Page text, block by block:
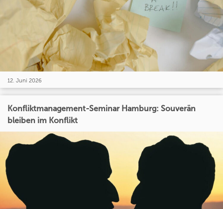
12. Juni 2026
Konfliktmanagement-Seminar Hamburg: Souverän
bleiben im Konflikt